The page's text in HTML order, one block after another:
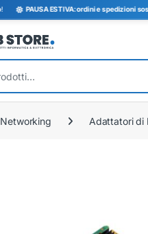
PAUSA ESTIVA: ordini e spedizioni
Networking Adattatori di